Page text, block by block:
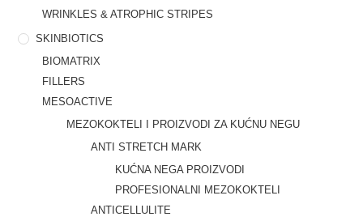
WRINKLES & ATROPHIC STRIPES
SKINBIOTICS
BIOMATRIX
FILLERS
MESOACTIVE
MEZOKOKTELI I PROIZVODI ZA KUĆNU NEGU
ANTI STRETCH MARK
KUĆNA NEGA PROIZVODI
PROFESIONALNI MEZOKOKTELI
ANTICELLULITE